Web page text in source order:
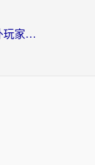
最强蜗牛迅游加速器有用吗？海外玩家国服游戏加速避坑指南（附德国玩忍者必须死3流星蝴蝶剑解决办法）